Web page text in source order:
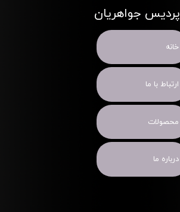
پردیس جواهریان
خانه
ارتباط با ما
محصولات
درباره ما